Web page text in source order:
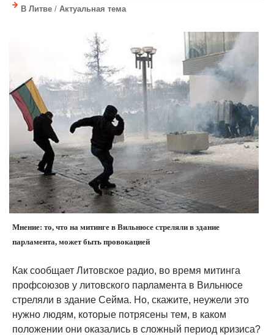
В Литве / Актуальная тема
Мнение: то, что на митинге в Вильнюсе стреляли в здание
парламента, может быть провокацией
Как сообщает Литовское радио, во время митинга
профсоюзов у литовского парламента в Вильнюсе
стреляли в здание Сейма. Но, скажите, неужели это
нужно людям, которые потрясены тем, в каком
положении они оказались в сложный период кризиса?